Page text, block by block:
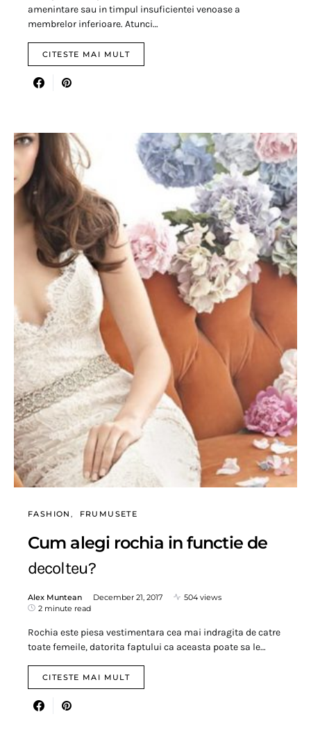
amenintare sau in timpul insuficientei venoase a
membrelor inferioare. Atunci…
CITESTE MAI MULT
FASHION FRUMUSETE
Cum alegi rochia in functie de
decolteu?
Alex Muntean December 21, 2017
504 views
2 minute read
Rochia este piesa vestimentara cea mai indragita de catre
toate femeile, datorita faptului ca aceasta poate sa le…
CITESTE MAI MULT